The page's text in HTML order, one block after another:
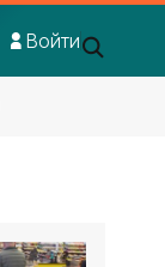
Войти